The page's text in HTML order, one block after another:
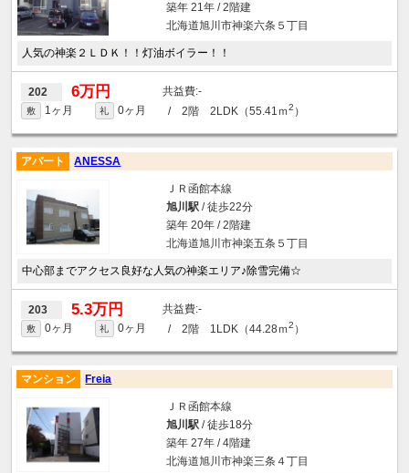
築年 21年 / 2階建
北海道旭川市神楽六条５丁目
人気の神楽２ＬＤＫ！！灯油ボイラー！！
202 6万円 -
敷 1ヶ月 礼 0ヶ月 / 2階 2LDK（55.41ｍ2 ）
アパート ANESSA
ＪＲ函館本線
旭川駅/ 徒歩22分
築年 20年 / 2階建
北海道旭川市神楽五条５丁目
中心部までアクセス良好な人気の神楽エリア♪除雪完備☆
203 5.3万円 -
敷 0ヶ月 礼 0ヶ月 / 2階 1LDK（44.28ｍ2 ）
マンション Freia
ＪＲ函館本線
旭川駅/ 徒歩18分
築年 27年 / 4階建
北海道旭川市神楽三条４丁目